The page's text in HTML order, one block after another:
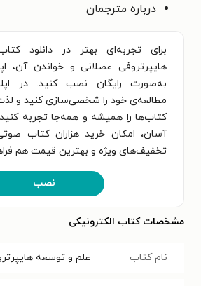
درباره مترجمان
برای تجربه‌ای بهتر در دانلود
هایپرتروفی عضلانی و خواندن آن،
به‌صورت رایگان نصب کنید. در
مطالعه‌ی خود را شخصی‌سازی کنید و
کتاب‌ها را همیشه و همه‌جا تجربه
آسان، امکان خرید هزاران کتاب
تخفیف‌های ویژه و بهترین قیمت هم
نصب
مشخصات کتاب الکترونیکی
نام کتاب علم و توسعه